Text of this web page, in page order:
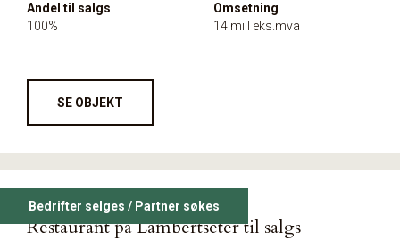
Andel til salgs
100%
Omsetning
14 mill eks.mva
SE OBJEKT
Restaurant på Lambertseter til salgs
Bedrifter selges / Partner søkes